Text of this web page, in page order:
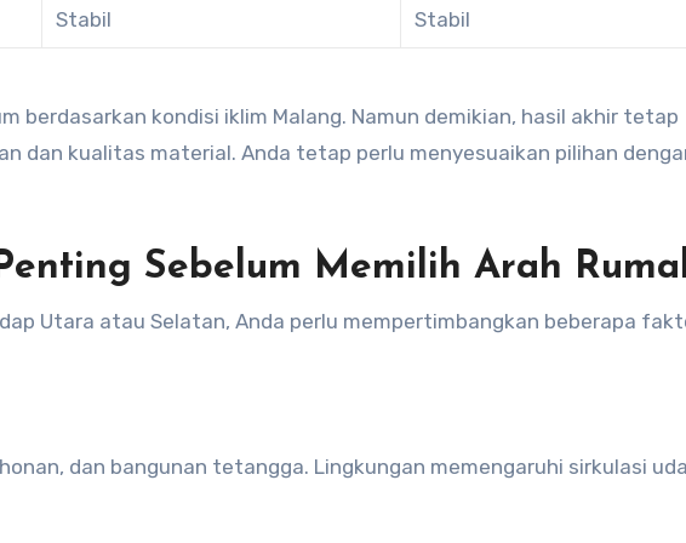
Stabil Stabil
berdasarkan kondisi iklim Malang. Namun demikian, hasil akhir tetap
dan kualitas material. Anda tetap perlu menyesuaikan pilihan
Sebelum Memilih Arah
Utara atau Selatan, Anda perlu mempertimbangkan beberapa
dan bangunan tetangga. Lingkungan memengaruhi sirkulasi